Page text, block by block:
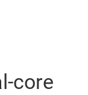
core